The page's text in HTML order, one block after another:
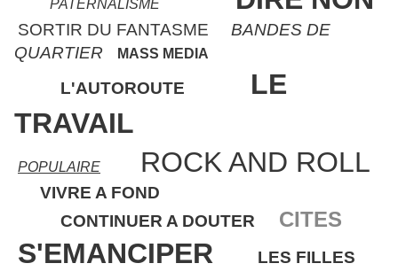
PATERNALISME
SORTIR DU FANTASME
BANDES DE
QUARTIER
MASS MEDIA
L'AUTOROUTE
LE
TRAVAIL
POPULAIRE ROCK AND ROLL
VIVRE A FOND
CONTINUER A DOUTER
CITES
S'EMANCIPER LES FILLES